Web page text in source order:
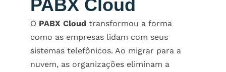
PABX Cloud
O PABX Cloud transformou a forma
como as empresas lidam com seus
sistemas telefônicos. Ao migrar para a
nuvem, as organizações eliminam a